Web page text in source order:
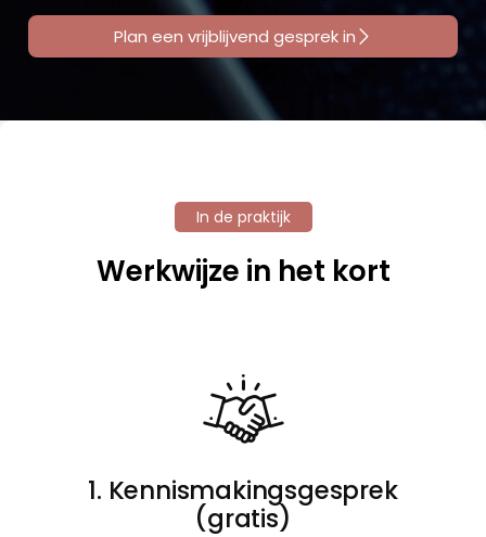
Plan een vrijblijvend gesprek in
In de praktijk
Werkwijze in het kort
1. Kennismakingsgesprek
(gratis)